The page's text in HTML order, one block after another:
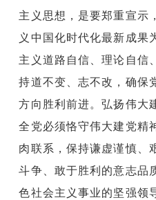
主义思想，是要郑重宣示
义中国化时代化最新成果
主义道路自信、理论自信
持道不变、志不改，确保
方向胜利前进。弘扬伟大
全党必须恪守伟大建党精
肉联系，保持谦虚谨慎、
斗争、敢于胜利的意志品
色社会主义事业的坚强领